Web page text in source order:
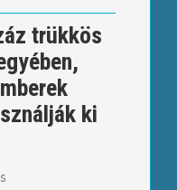
trükkös
ki